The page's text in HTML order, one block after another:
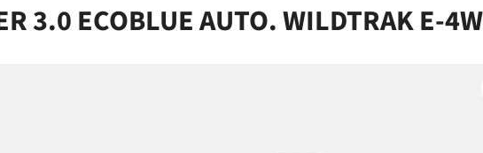
3.0 ECOBLUE AUTO. WILDTRAK E-